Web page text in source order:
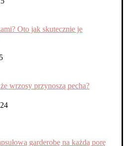
Oto jak skutecznie je
wrzosy przynoszą pecha?
garderobę na każdą porę